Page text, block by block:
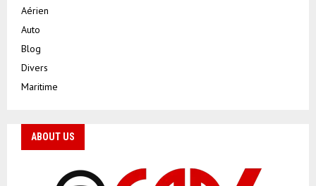
Aérien
Auto
Blog
Divers
Maritime
ABOUT US